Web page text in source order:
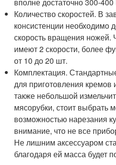
Количество скоростей. В
консистенции необходимо
скорость вращения
имеют 2 скорости, более
от 10 до 20 шт.
Комплектация.
для приготовления кремов
также небольшой
мясорубки, стоит выбрать
возможностью нарезания
внимание, что не все
Не лишним аксессуаром
благодаря ей масса будет